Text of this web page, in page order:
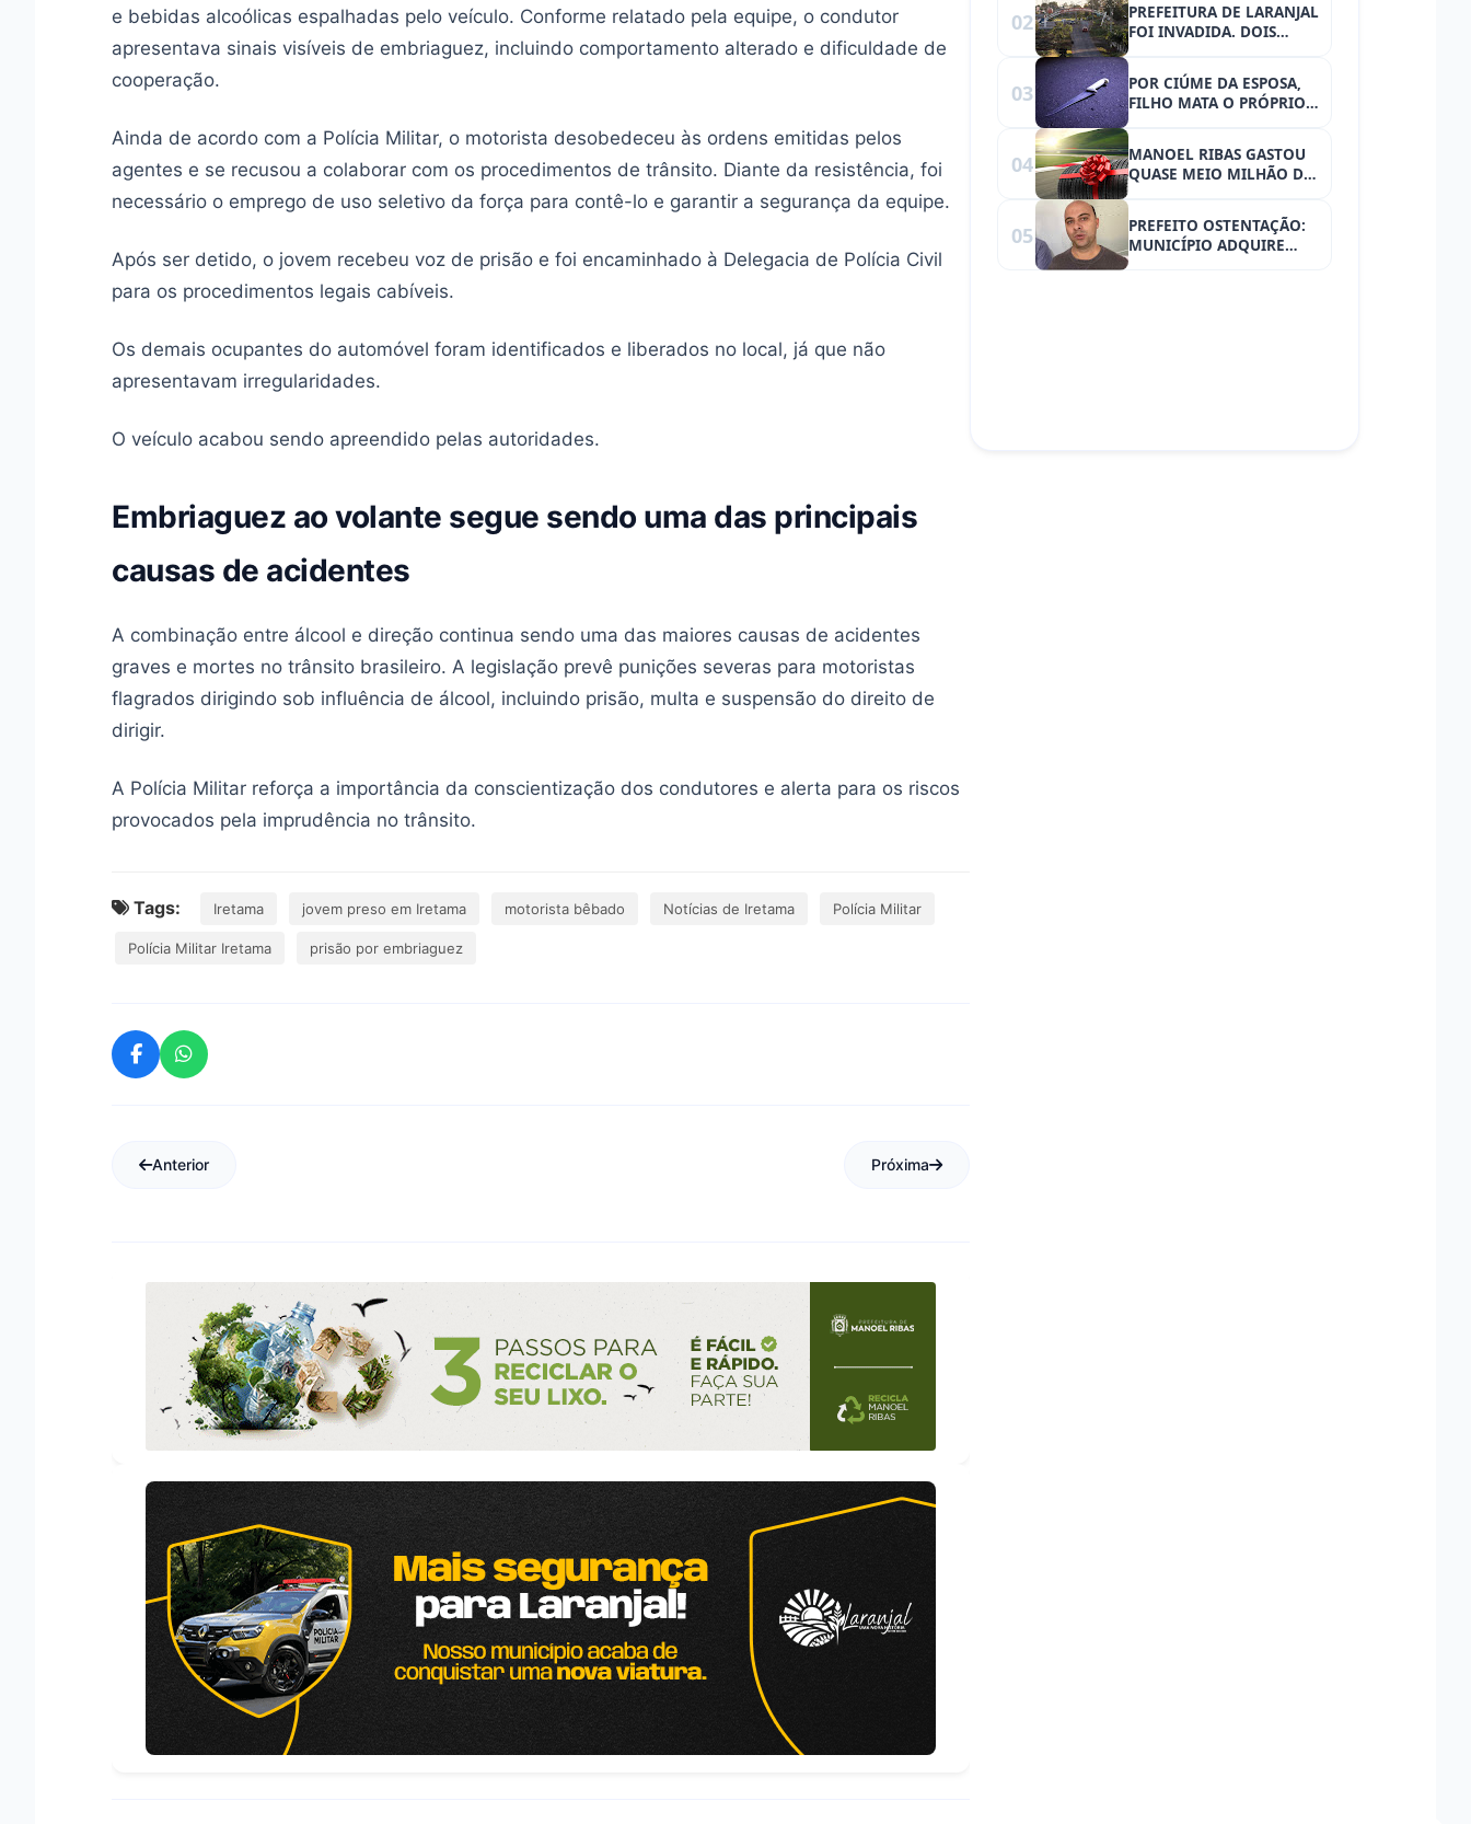
e bebidas alcoólicas espalhadas pelo veículo. Conforme relatado pela equipe, o condutor
apresentava sinais visíveis de embriaguez, incluindo comportamento alterado e dificuldade de
cooperação.
Ainda de acordo com a Polícia Militar, o motorista desobedeceu às ordens emitidas pelos
agentes e se recusou a colaborar com os procedimentos de trânsito. Diante da resistência, foi
necessário o emprego de uso seletivo da força para contê-lo e garantir a segurança da equipe.
Após ser detido, o jovem recebeu voz de prisão e foi encaminhado à Delegacia de Polícia Civil
para os procedimentos legais cabíveis.
Os demais ocupantes do automóvel foram identificados e liberados no local, já que não
apresentavam irregularidades.
O veículo acabou sendo apreendido pelas autoridades.
Embriaguez ao volante segue sendo uma das principais
causas de acidentes
A combinação entre álcool e direção continua sendo uma das maiores causas de acidentes
graves e mortes no trânsito brasileiro. A legislação prevê punições severas para motoristas
flagrados dirigindo sob influência de álcool, incluindo prisão, multa e suspensão do direito de
dirigir.
A Polícia Militar reforça a importância da conscientização dos condutores e alerta para os riscos
provocados pela imprudência no trânsito.
Tags: Iretama jovem preso em Iretama motorista bêbado Notícias de Iretama Polícia Militar
Polícia Militar Iretama prisão por embriaguez
Anterior Próxima
02
PREFEITURA DE LARANJAL
FOI INVADIDA. DOIS
VEÍCULOS FORAM
FURTADOS
03
POR CIÚME DA ESPOSA,
FILHO MATA O PRÓPRIO
PAI COM FACADA
04
MANOEL RIBAS GASTOU
QUASE MEIO MILHÃO DE
REAIS SOMENTE COM
PNEUS NO ANO DE 2023
05
PREFEITO OSTENTAÇÃO:
MUNICÍPIO ADQUIRE
VEÍCULO DE QUASE R$